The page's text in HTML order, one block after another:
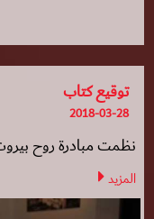
توقيع كتاب
2018-03-28
نظمت مبادرة روح
المزيد